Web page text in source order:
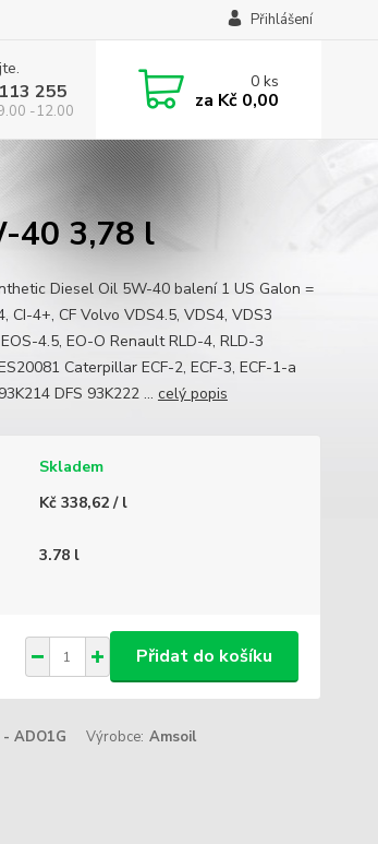
Přihlášení
255
-12.00
0ks
za Kč 0,00
40 3,78 l
Diesel Oil 5W-40 balení 1 US Galon =
CI-4+, CF Volvo VDS4.5, VDS4, VDS3
4.5, EO-O Renault RLD-4, RLD-3
Caterpillar ECF-2, ECF-3, ECF-1-a
DFS 93K222 ... celý popis
Skladem
Kč 338,62 / l
3.78 l
Přidat do košíku
ADO1G Výrobce: Amsoil